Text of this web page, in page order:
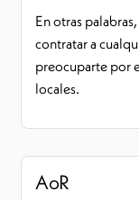
En otras
contratar a
preocuparte por
locales.
AoR